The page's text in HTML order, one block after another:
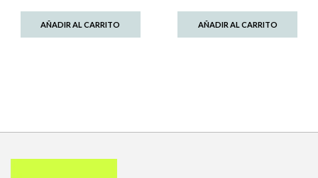
AÑADIR AL CARRITO AÑADIR AL CARRITO